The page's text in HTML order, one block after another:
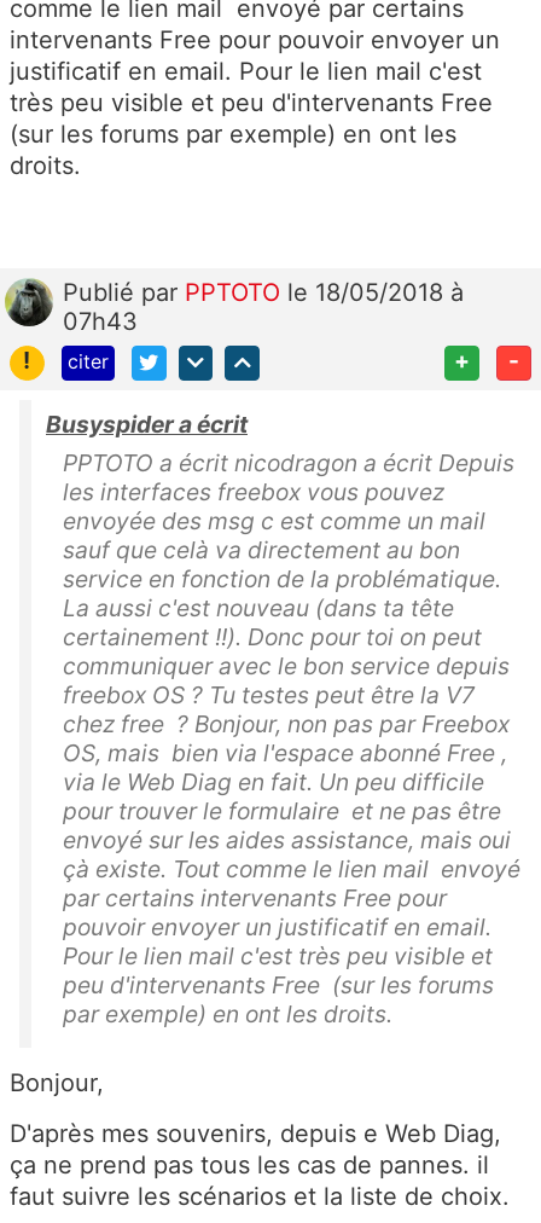
comme le lien mail envoyé par certains
intervenants Free pour pouvoir envoyer un
justificatif en email. Pour le lien mail c'est
très peu visible et peu d'intervenants Free
(sur les forums par exemple) en ont les
droits.
Publié par PPTOTO le 18/05/2018 à
07h43
!
citer + -
Busyspider a écrit
PPTOTO a écrit nicodragon a écrit Depuis
les interfaces freebox vous pouvez
envoyée des msg c est comme un mail
sauf que celà va directement au bon
service en fonction de la problématique.
La aussi c'est nouveau (dans ta tête
certainement !!). Donc pour toi on peut
communiquer avec le bon service depuis
freebox OS ? Tu testes peut être la V7
chez free ? Bonjour, non pas par Freebox
OS, mais bien via l'espace abonné Free ,
via le Web Diag en fait. Un peu difficile
pour trouver le formulaire et ne pas être
envoyé sur les aides assistance, mais oui
çà existe. Tout comme le lien mail envoyé
par certains intervenants Free pour
pouvoir envoyer un justificatif en email.
Pour le lien mail c'est très peu visible et
peu d'intervenants Free (sur les forums
par exemple) en ont les droits.
Bonjour,
D'après mes souvenirs, depuis e Web Diag,
ça ne prend pas tous les cas de pannes. il
faut suivre les scénarios et la liste de choix.